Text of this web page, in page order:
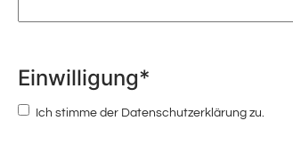
Einwilligung*
Ich stimme der Datenschutzerklärung zu.